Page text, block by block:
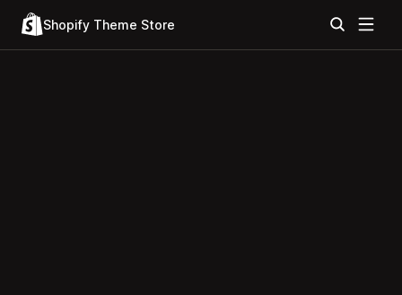
Shopify Theme Store